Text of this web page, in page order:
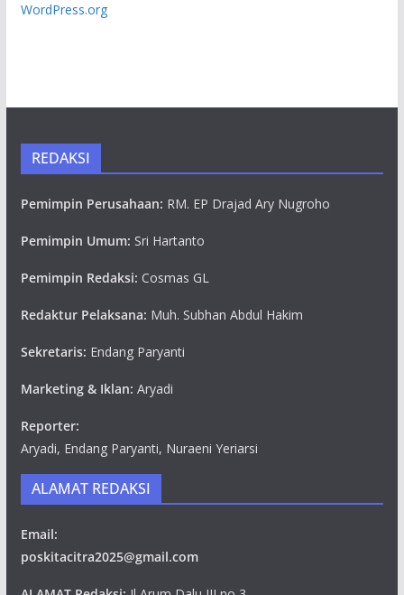
WordPress.org
REDAKSI
Pemimpin Perusahaan: RM. EP Drajad Ary Nugroho
Pemimpin Umum: Sri Hartanto
Pemimpin Redaksi: Cosmas GL
Redaktur Pelaksana: Muh. Subhan Abdul Hakim
Sekretaris: Endang Paryanti
Marketing & Iklan: Aryadi
Reporter:
Aryadi, Endang Paryanti, Nuraeni Yeriarsi
ALAMAT REDAKSI
Email:
poskitacitra2025@gmail.com